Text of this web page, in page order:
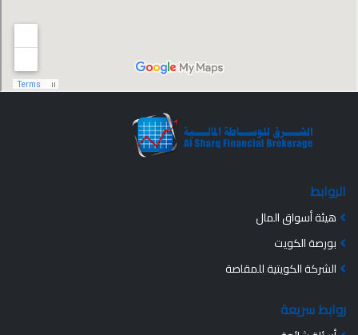
الروابط
هيئة أسواق المال
بورصة الكويت
الشركة الكويتية للمقاصة
روابط سريعة